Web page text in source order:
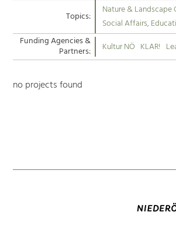
Topics: Nature & Landscape
Social Affairs,
Funding Agencies &
Partners: Kultur NÖ KLAR!
no projects found